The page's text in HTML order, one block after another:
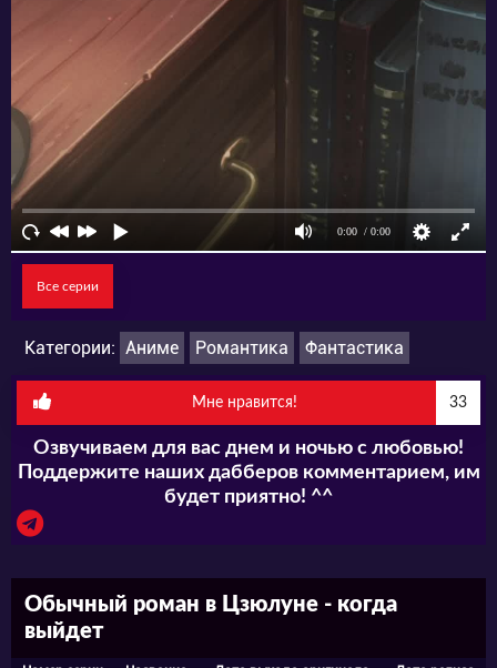
Все серии
Категории: Аниме Романтика Фантастика
Мне нравится! 33
Озвучиваем для вас днем и ночью с любовью!
Поддержите наших дабберов комментарием, им
будет приятно! ^^
Обычный роман в Цзюлуне - когда
выйдет